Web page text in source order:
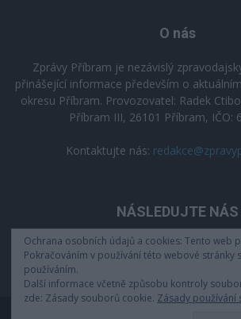
O nás
Zprávy Příbram je nezávislý
přinášející informace především o
okresu Příbram. Provozovatel: Radek
Příbram III, 26101 Příbram, IČO:
Kontaktujte nás:
NÁSLEDUJTE NÁS
Ochrana osobních údajů a cookies: Tento web
Pokračováním v používání této webové stránky
používáním.
Další informace včetně způsobu kontroly
zde: Zásady souborů cookie. Zásady používání